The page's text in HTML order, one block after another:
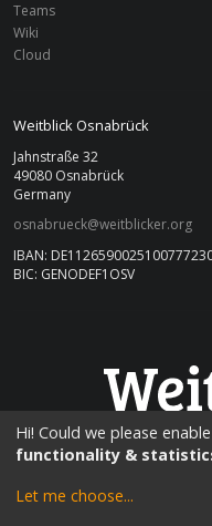
Teams
Wiki
Cloud
Weitblick Osnabrück
Jahnstraße 32
49080 Osnabrück
Germany
osnabrueck@weitblicker.org
IBAN:
BIC: GENODEF1OSV
Hi! Could we please
functionality &
Let me choose...